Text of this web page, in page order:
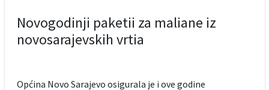
Novogodinji paketii za maliane iz
novosarajevskih vrtia
Općina Novo Sarajevo osigurala je i ove godine